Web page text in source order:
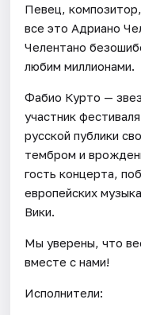
Певец,
все это Адриано
Челентано
любим миллионами.
Фабио Курто —
участник
русской публики
тембром и
гость концерта,
европейских
Вики.
Мы уверены, что
вместе с нами!
Исполнители: